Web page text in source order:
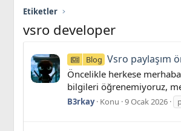
Etiketler
vsro developer
Blog Vsro paylaşım
Öncelikle herkese
bilgileri öğrenemiyoruz,
B3rkay Konu 9 Ocak 2026